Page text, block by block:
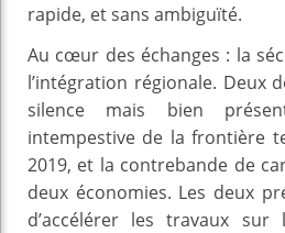
rapide, et sans ambiguïté.
Au cœur des échanges : la
l’intégration régionale. Deux
silence mais bien
intempestive de la frontière
2019, et la contrebande de
deux économies. Les deux
d’accélérer les travaux